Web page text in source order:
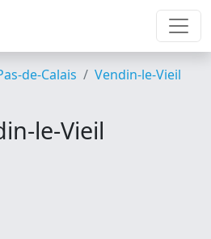
de-Calais
Vendin-le-Vieil
le-Vieil